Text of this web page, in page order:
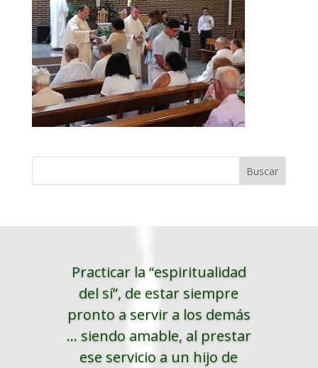
Practicar la “espiritualidad
del sí”, de estar siempre
pronto a servir a los demás
... siendo amable, al prestar
ese servicio a un hijo de